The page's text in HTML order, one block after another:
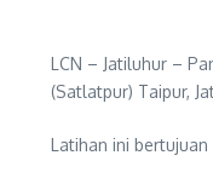
LCN – Jatiluhur –
(Satlatpur) Taipur,
Latihan ini